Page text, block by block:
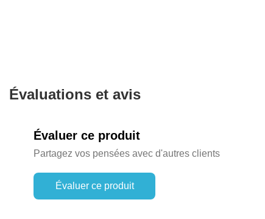
Évaluations et avis
Évaluer ce produit
Partagez vos pensées avec d'autres clients
Évaluer ce produit